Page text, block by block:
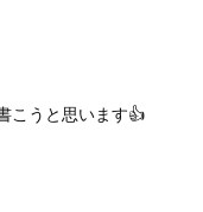
こうと思います👍